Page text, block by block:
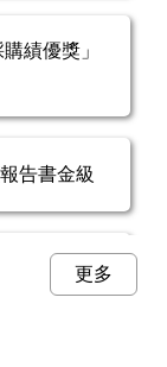
績優獎」
告書金級
採購績優
更多